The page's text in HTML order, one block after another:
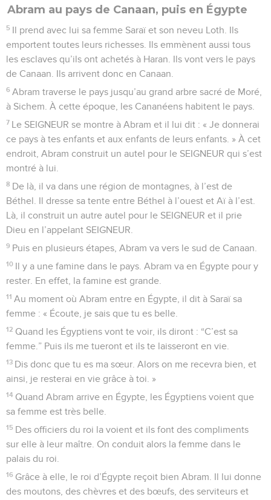
Abram au pays de Canaan, puis en Égypte
5 Il prend avec lui sa femme Saraï et son neveu Loth. Ils
emportent toutes leurs richesses. Ils emmènent aussi tous
les esclaves qu’ils ont achetés à Haran. Ils vont vers le pays
de Canaan. Ils arrivent donc en Canaan.
6 Abram traverse le pays jusqu’au grand arbre sacré de Moré,
à Sichem. À cette époque, les Cananéens habitent le pays.
7 Le SEIGNEUR se montre à Abram et il lui dit : « Je donnerai
ce pays à tes enfants et aux enfants de leurs enfants. » À cet
endroit, Abram construit un autel pour le SEIGNEUR qui s’est
montré à lui.
8 De là, il va dans une région de montagnes, à l’est de
Béthel. Il dresse sa tente entre Béthel à l’ouest et Aï à l’est.
Là, il construit un autre autel pour le SEIGNEUR et il prie
Dieu en l’appelant SEIGNEUR.
9 Puis en plusieurs étapes, Abram va vers le sud de Canaan.
10 Il y a une famine dans le pays. Abram va en Égypte pour y
rester. En effet, la famine est grande.
11 Au moment où Abram entre en Égypte, il dit à Saraï sa
femme : « Écoute, je sais que tu es belle.
12 Quand les Égyptiens vont te voir, ils diront : “C’est sa
femme.” Puis ils me tueront et ils te laisseront en vie.
13 Dis donc que tu es ma sœur. Alors on me recevra bien, et
ainsi, je resterai en vie grâce à toi. »
14 Quand Abram arrive en Égypte, les Égyptiens voient que
sa femme est très belle.
15 Des officiers du roi la voient et ils font des compliments
sur elle à leur maître. On conduit alors la femme dans le
palais du roi.
16 Grâce à elle, le roi d’Égypte reçoit bien Abram. Il lui donne
des moutons, des chèvres et des bœufs, des serviteurs et